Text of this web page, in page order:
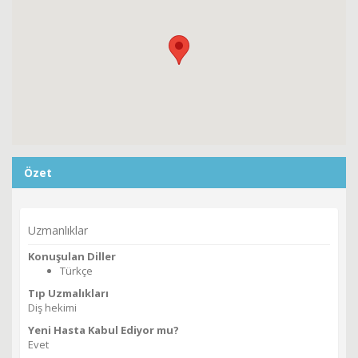
Özet
Uzmanlıklar
Konuşulan Diller
Türkçe
Tıp Uzmalıkları
Diş hekimi
Yeni Hasta Kabul Ediyor mu?
Evet